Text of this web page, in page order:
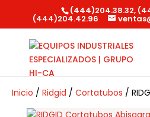
(444)204.38.32,
(444)204.42.96
Inicio / Ridgid / Cortatubos /